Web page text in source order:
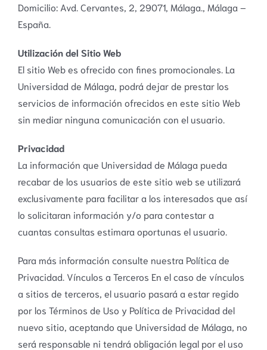
Domicilio: Avd. Cervantes, 2, 29071, Málaga., Málaga –
España.
Utilización del Sitio Web
El sitio Web es ofrecido con fines promocionales. La
Universidad de Málaga, podrá dejar de prestar los
servicios de información ofrecidos en este sitio Web
sin mediar ninguna comunicación con el usuario.
Privacidad
La información que Universidad de Málaga pueda
recabar de los usuarios de este sitio web se utilizará
exclusivamente para facilitar a los interesados que así
lo solicitaran información y/o para contestar a
cuantas consultas estimara oportunas el usuario.
Para más información consulte nuestra Política de
Privacidad. Vínculos a Terceros En el caso de vínculos
a sitios de terceros, el usuario pasará a estar regido
por los Términos de Uso y Política de Privacidad del
nuevo sitio, aceptando que Universidad de Málaga, no
será responsable ni tendrá obligación legal por el uso